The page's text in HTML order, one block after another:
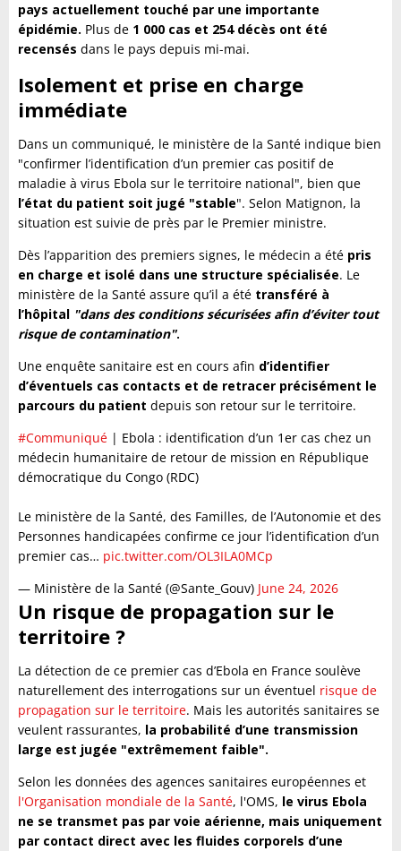
pays actuellement touché par une importante
épidémie. Plus de 1 000 cas et 254 décès ont été
recensés dans le pays depuis mi-mai.
Isolement et prise en charge
immédiate
Dans un communiqué, le ministère de la Santé indique bien
"confirmer l’identification d’un premier cas positif de
maladie à virus Ebola sur le territoire national", bien que
l’état du patient soit jugé "stable". Selon Matignon, la
situation est suivie de près par le Premier ministre.
Dès l’apparition des premiers signes, le médecin a été pris
en charge et isolé dans une structure spécialisée. Le
ministère de la Santé assure qu’il a été transféré à
l’hôpital "dans des conditions sécurisées afin d’éviter tout
risque de contamination".
Une enquête sanitaire est en cours afin d’identifier
d’éventuels cas contacts et de retracer précisément le
parcours du patient depuis son retour sur le territoire.
#Communiqué | Ebola : identification d’un 1er cas chez un
médecin humanitaire de retour de mission en République
démocratique du Congo (RDC)
Le ministère de la Santé, des Familles, de l’Autonomie et des
Personnes handicapées confirme ce jour l’identification d’un
premier cas… pic.twitter.com/OL3ILA0MCp
— Ministère de la Santé (@Sante_Gouv) June 24, 2026
Un risque de propagation sur le
territoire ?
La détection de ce premier cas d’Ebola en France soulève
naturellement des interrogations sur un éventuel risque de
propagation sur le territoire. Mais les autorités sanitaires se
veulent rassurantes, la probabilité d’une transmission
large est jugée "extrêmement faible".
Selon les données des agences sanitaires européennes et
l'Organisation mondiale de la Santé, l'OMS, le virus Ebola
ne se transmet pas par voie aérienne, mais uniquement
par contact direct avec les fluides corporels d’une